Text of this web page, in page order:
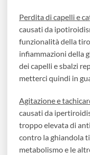
Perdita di capelli e
causati da
funzionalità della
infiammazioni della
dei capelli e sbalzi
metterci quindi in
Agitazione e
causati da
troppo elevata di
contro la ghiandola
metabolismo e le